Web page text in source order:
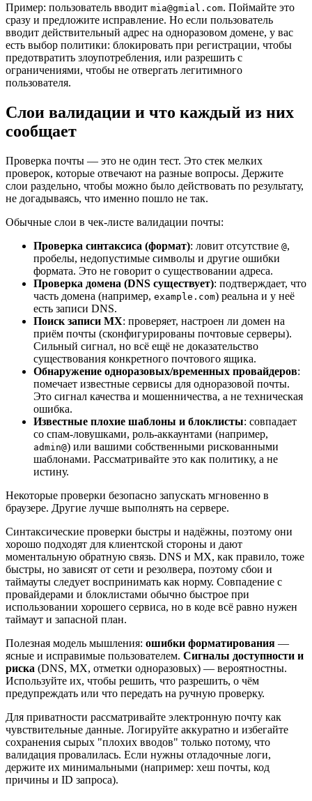
Пример: пользователь вводит mia@gmial.com. Поймайте это
сразу и предложите исправление. Но если пользователь
вводит действительный адрес на одноразовом домене, у вас
есть выбор политики: блокировать при регистрации, чтобы
предотвратить злоупотребления, или разрешить с
ограничениями, чтобы не отвергать легитимного
пользователя.
Слои валидации и что каждый из них
сообщает
Проверка почты — это не один тест. Это стек мелких
проверок, которые отвечают на разные вопросы. Держите
слои раздельно, чтобы можно было действовать по результату,
не догадываясь, что именно пошло не так.
Обычные слои в чек‑листе валидации почты:
Проверка синтаксиса (формат): ловит отсутствие @,
пробелы, недопустимые символы и другие ошибки
формата. Это не говорит о существовании адреса.
Проверка домена (DNS существует): подтверждает, что
часть домена (например, example.com) реальна и у неё
есть записи DNS.
Поиск записи MX: проверяет, настроен ли домен на
приём почты (сконфигурированы почтовые серверы).
Сильный сигнал, но всё ещё не доказательство
существования конкретного почтового ящика.
Обнаружение одноразовых/временных провайдеров:
помечает известные сервисы для одноразовой почты.
Это сигнал качества и мошенничества, а не техническая
ошибка.
Известные плохие шаблоны и блоклисты: совпадает
со спам‑ловушками, роль‑аккаунтами (например,
admin@) или вашими собственными рискованными
шаблонами. Рассматривайте это как политику, а не
истину.
Некоторые проверки безопасно запускать мгновенно в
браузере. Другие лучше выполнять на сервере.
Синтаксические проверки быстры и надёжны, поэтому они
хорошо подходят для клиентской стороны и дают
моментальную обратную связь. DNS и MX, как правило, тоже
быстры, но зависят от сети и резолвера, поэтому сбои и
таймауты следует воспринимать как норму. Совпадение с
провайдерами и блоклистами обычно быстрое при
использовании хорошего сервиса, но в коде всё равно нужен
таймаут и запасной план.
Полезная модель мышления: ошибки форматирования —
ясные и исправимые пользователем. Сигналы доступности и
риска (DNS, MX, отметки одноразовых) — вероятностны.
Используйте их, чтобы решить, что разрешить, о чём
предупреждать или что передать на ручную проверку.
Для приватности рассматривайте электронную почту как
чувствительные данные. Логируйте аккуратно и избегайте
сохранения сырых "плохих вводов" только потому, что
валидация провалилась. Если нужны отладочные логи,
держите их минимальными (например: хеш почты, код
причины и ID запроса).